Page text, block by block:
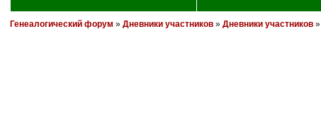
Генеалогический форум » Дневники участников» Дневники участников»